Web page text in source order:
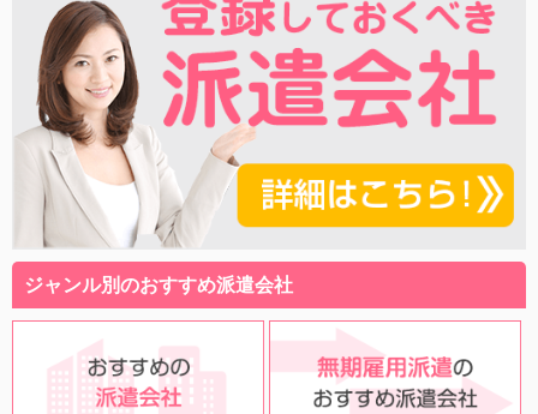
ジャンル別のおすすめ派遣会社